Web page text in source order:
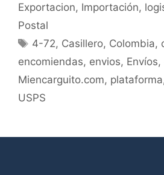
Exportacion, Importación,
Postal
4-72, Casillero, Colombia,
encomiendas, envios, Envíos,
Miencarguito.com, plataforma
USPS